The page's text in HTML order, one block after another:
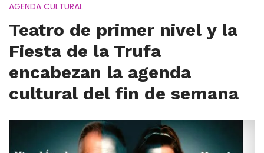
AGENDA CULTURAL
Teatro de primer nivel y la
Fiesta de la Trufa
encabezan la agenda
cultural del fin de semana